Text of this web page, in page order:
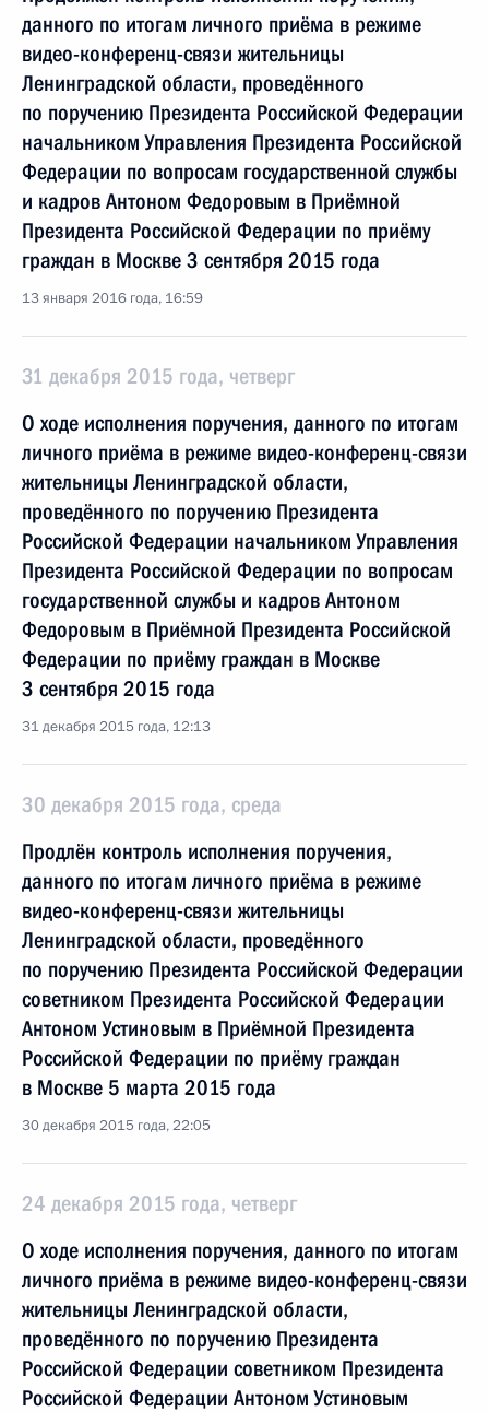
данного по итогам личного приёма в режиме
видео-конференц-связи жительницы
Ленинградской области, проведённого
по поручению Президента Российской Федерации
начальником Управления Президента Российской
Федерации по вопросам государственной службы
и кадров Антоном Федоровым в Приёмной
Президента Российской Федерации по приёму
граждан в Москве 3 сентября 2015 года
13 января 2016 года, 16:59
31 декабря 2015 года, четверг
О ходе исполнения поручения, данного по итогам
личного приёма в режиме видео-конференц-связи
жительницы Ленинградской области,
проведённого по поручению Президента
Российской Федерации начальником Управления
Президента Российской Федерации по вопросам
государственной службы и кадров Антоном
Федоровым в Приёмной Президента Российской
Федерации по приёму граждан в Москве
3 сентября 2015 года
31 декабря 2015 года, 12:13
30 декабря 2015 года, среда
Продлён контроль исполнения поручения,
данного по итогам личного приёма в режиме
видео-конференц-связи жительницы
Ленинградской области, проведённого
по поручению Президента Российской Федерации
советником Президента Российской Федерации
Антоном Устиновым в Приёмной Президента
Российской Федерации по приёму граждан
в Москве 5 марта 2015 года
30 декабря 2015 года, 22:05
24 декабря 2015 года, четверг
О ходе исполнения поручения, данного по итогам
личного приёма в режиме видео-конференц-связи
жительницы Ленинградской области,
проведённого по поручению Президента
Российской Федерации советником Президента
Российской Федерации Антоном Устиновым